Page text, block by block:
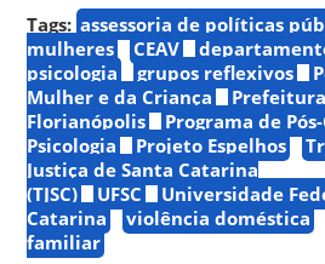
Tags: assessoria de políticas
mulheres
CEAV
psicologia
grupos reflexivos
Mulher e da Criança
Florianópolis
Programa de
Psicologia
Projeto Espelhos
Justiça de Santa Catarina
(TJSC)
UFSC
Universidade
Catarina
violência doméstica
familiar